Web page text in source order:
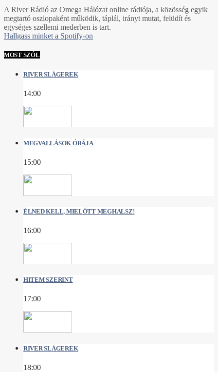
A River Rádió az Omega Hálózat online rádiója, a közösség egyik
megtartó oszlopaként működik, táplál, irányt mutat, felüdít és
egységes szellemi mederben is tart.
Hallgass minket a Spotify-on
MOST SZÓL
RIVER SLÁGEREK
14:00
MEGVALLÁSOK ÓRÁJA
15:00
ÉLNED KELL, MIELŐTT MEGHALSZ!
16:00
HITEM SZERINT
17:00
RIVER SLÁGEREK
18:00